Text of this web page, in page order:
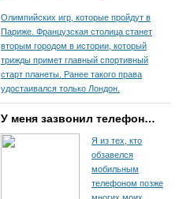
Олимпийских игр, которые пройдут в
Париже. Французская столица станет
вторым городом в истории, который
трижды примет главный спортивный
старт планеты. Ранее такого права
удостаивался только Лондон.
У меня зазвонил телефон…
Я из тех, кто
обзавелся
мобильным
телефоном позже